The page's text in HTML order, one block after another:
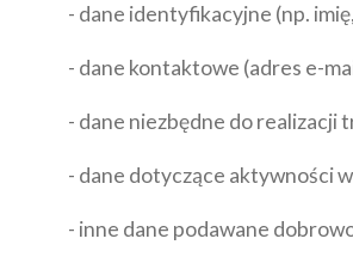
- dane identyfikacyjne (np.
- dane kontaktowe (adres e-
- dane niezbędne do realizacji
- dane dotyczące aktywności
- inne dane podawane